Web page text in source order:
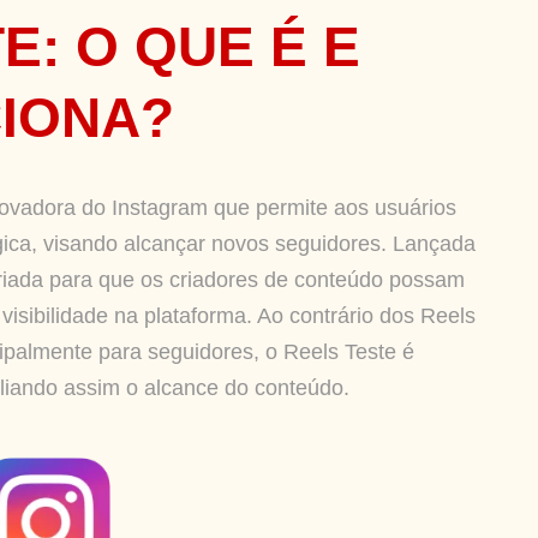
O QUE É E
do Instagram que permite aos usuários
visando alcançar novos seguidores. Lançada
para que os criadores de conteúdo possam
na plataforma. Ao contrário dos Reels
para seguidores, o Reels Teste é
assim o alcance do conteúdo.